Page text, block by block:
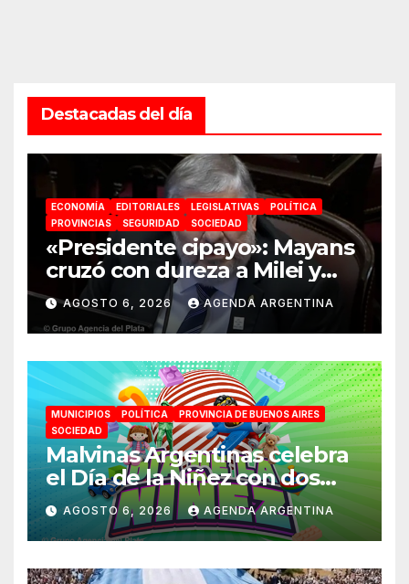
Destacadas del día
ECONOMÍA EDITORIALES LEGISLATIVAS
POLÍTICA
PROVINCIAS
SEGURIDAD SOCIEDAD
«Presidente cipayo»: Mayans
cruzó con dureza a Milei y
advirtió sobre un juicio
político por traición a la
Patria
AGOSTO 6, 2026 AGENDA ARGENTINA
MUNICIPIOS POLÍTICA
PROVINCIA DE BUENOS AIRES
SOCIEDAD
Malvinas Argentinas celebra
el Día de la Niñez con dos
jornadas de juegos,
espectáculos y actividades
para toda la familia
AGOSTO 6, 2026 AGENDA ARGENTINA